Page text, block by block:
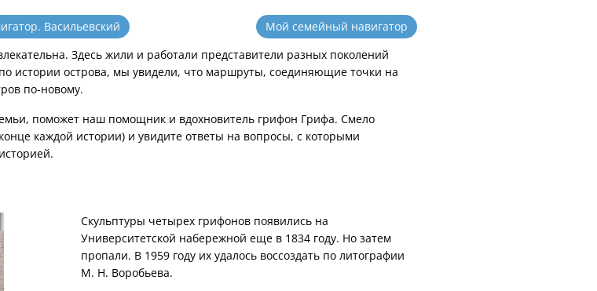
Васильевский
Мой семейный навигатор
Здесь жили и работали представители разных поколений
истории острова, мы увидели, что маршруты, соединяющие точки на
по-новому.
поможет наш помощник и вдохновитель грифон Грифа. Смело
каждой истории) и увидите ответы на вопросы, с которыми
Скульптуры четырех грифонов появились на
Университетской набережной еще в 1834 году. Но затем
пропали. В 1959 году их удалось воссоздать по литографии
М. Н. Воробьева.